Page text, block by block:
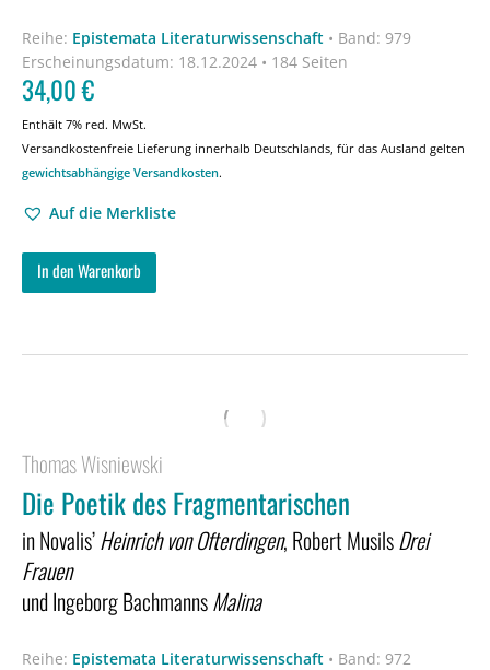
Reihe: Epistemata Literaturwissenschaft • Band: 979
Erscheinungsdatum: 18.12.2024 • 184 Seiten
34,00€
Enthält 7% red. MwSt.
Versandkostenfreie Lieferung innerhalb Deutschlands, für das Ausland gelten
gewichtsabhängige Versandkosten.
Auf die Merkliste
In den Warenkorb
Thomas Wisniewski
Die Poetik des Fragmentarischen
in Novalis’Heinrich von Ofterdingen, Robert MusilsDrei
Frauen
und Ingeborg BachmannsMalina
Reihe: Epistemata Literaturwissenschaft • Band: 972